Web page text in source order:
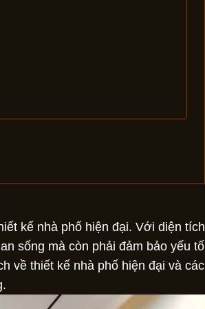
kế nhà phố hiện đại. Với diện tích
sống mà còn phải đảm bảo yếu tố
về thiết kế nhà phố hiện đại và các